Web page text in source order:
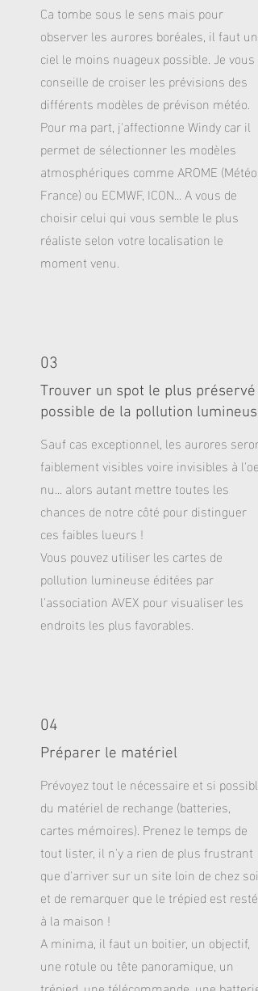
Ca tombe sous le sens mais pour
observer les aurores boréales, il faut un
ciel le moins nuageux possible. Je vous
conseille de croiser les prévisions des
différents modèles de prévison météo.
Pour ma part, j'affectionne Windy car il
permet de sélectionner les modèles
atmosphériques comme AROME (Météo
France) ou ECMWF, ICON... A vous de
choisir celui qui vous semble le plus
réaliste selon votre localisation le
moment venu.
03
Trouver un spot le plus préservé
possible de la pollution lumineuse
Sauf cas exceptionnel, les aurores seront
faiblement visibles voire invisibles à l'oeil
nu... alors autant mettre toutes les
chances de notre côté pour distinguer
ces faibles lueurs !
Vous pouvez utiliser les cartes de
pollution lumineuse éditées par
l'association AVEX pour visualiser les
endroits les plus favorables.
04
Préparer le matériel
Prévoyez tout le nécessaire et si possible
du matériel de rechange (batteries,
cartes mémoires). Prenez le temps de
tout lister, il n'y a rien de plus frustrant
que d'arriver sur un site loin de chez soit
et de remarquer que le trépied est resté
à la maison !
A minima, il faut un boitier, un objectif,
une rotule ou tête panoramique, un